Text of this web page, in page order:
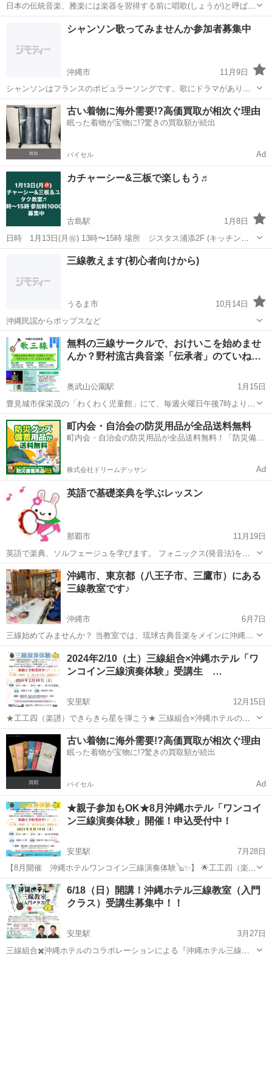
日本の伝統音楽、雅楽には楽器を習得する前に唱歌(しょうが)と呼ばれ
る歌を身に付けます。本教室では、雅楽の定番曲「越天楽」の唱歌を
最初に伝習します。雅楽の管楽器は各々天.風.地を表し、とてもスピリ
浦添前田駅
シャンソン歌ってみませんか参加者募集中
沖縄市
11月9日
シャンソンはフランスのポピュラーソングです。歌にドラマがあり、
人生の苦しみ、喜びを情感込めて歌う楽しさがあります、日本語で歌
いますので大丈夫 人生経験豊富なシニアに人気です 男性の参加も大歓
迎。直接会場へ 那覇市、浦添...
沖縄 沖縄市 その他 シャンソン
古い着物に海外需要!?高価買取が相次ぐ理由
眠った着物が宝物に!?驚きの買取額が続出
バイセル Ad
カチャーシー&三板で楽しもう♬
古島駅
1月8日
日時 1月13日(月㊗️) 13時〜15時 場所 ジスタス浦添2F (キッチンス
タジオいづみ) 参加料 1000円 定員 10名様 いまさら^_^だけ
ど カチャーシー 足と手の動き 楽しみながら〜習ってみま...
浦添市 古島駅 その他
三線教えます(初心者向けから)
うるま市
10月14日
沖縄民謡からポップスなど
沖縄 うるま市 その他 三線
無料の三線サークルで、おけいこを始めませ
んか？野村流古典音楽「伝承者」のていね…
奥武山公園駅
1月15日
豊見城市保栄茂の「わくわく児童館」にて、毎週火曜日午後7時より、
無料の三線サークルを開催！ 野村流古典音楽「伝承者」の先生による
丁寧なおけいこで、楽しみながら上達しませんか？ 小学生から高齢の
方まで、たくさんの仲間が...
沖縄 豊見城市 奥武山公園駅 その他 三線
町内会・自治会の防災用品が全品送料無料
町内会・自治会の防災用品が全品送料無料！「防災備蓄
株式会社ドリームデッサン Ad
英語で基礎楽典を学ぶレッスン
那覇市
11月19日
英語で楽典、ソルフェージュを学びます。 フォニックス(発音法)を学
ぶことで、正しく英語の発音ができるようになります。 音楽や英語を
しっかりと聞き取ることもできるようになります。 音符の読み方と長
さやリズムの取り方を基礎...
沖縄 那覇市 その他 楽典
沖縄市、東京都（八王子市、三鷹市）にある
三線教室です♪
沖縄市
6月7日
三線始めてみませんか？ 当教室では、琉球古典音楽をメインに沖縄民
謡も学べます！ 三線の奏法、声の出し方、歌詞の意味など丁寧に指導
いたします。 お稽古を積めば、琉球新報社主催琉球古典芸能コンクー
ル（大人向け）や、...
沖縄 沖縄市 その他 三線
2024年2/10（土）三線組合×沖縄ホテル「ワ
ンコイン三線演奏体験」受講生 …
安里駅
12月15日
★工工四（楽譜）できらきら星を弾こう★ 三線組合×沖縄ホテルのコ
ラボレーションによる『ワンコイン三線演奏体験』が簡単なタブ譜を
利用して沖縄ホテルにて定期的に開催され、いままで多くのお客様に
体験頂く事ができました！ ...
沖縄 那覇市 安里駅 その他 三線
古い着物に海外需要!?高価買取が相次ぐ理由
眠った着物が宝物に!?驚きの買取額が続出
バイセル Ad
★親子参加もOK★8月沖縄ホテル「ワンコイ
ン三線演奏体験」開催！申込受付中！
安里駅
7月28日
【8月開催 沖縄ホテルワンコイン三線演奏体験🪕✨】 🌟工工四（楽
譜）できらきら星を弾こう🌟 8月はちょっとステップアップして、ワ
ンコイン体験『工工四（楽譜）できらきら星を弾こう！』を開催いた
します🪕 工工四の読...
沖縄 那覇市 安里駅 その他 三線
6/18（日）開講！沖縄ホテル三線教室（入門
クラス）受講生募集中！！
安里駅
3月27日
三線組合✖️沖縄ホテルのコラボレーションによる『沖縄ホテル三線教